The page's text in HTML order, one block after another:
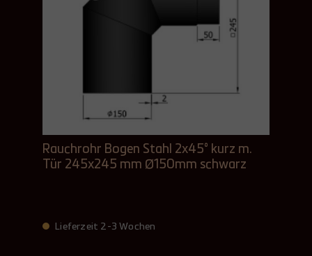
Rauchrohr Bogen Stahl 2x45° kurz m.
Tür 245x245 mm Ø150mm schwarz
Lieferzeit 2-3 Wochen